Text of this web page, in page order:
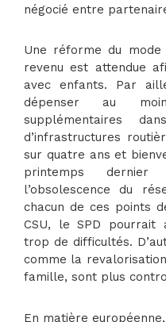
négocié entre
Une réforme du
revenu est attendue
avec enfants. Par
dépenser au
supplémentaires
d’infrastructures
sur quatre ans et
printemps
l’obsolescence du
chacun de ces points
CSU, le SPD pourrait
trop de difficultés.
comme la
famille, sont plus
En matière